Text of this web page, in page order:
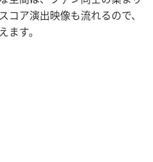
ア演出映像も流れるので、
ます。